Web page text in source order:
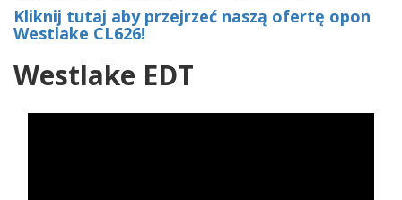
Kliknij tutaj aby przejrzeć naszą ofertę opon
Westlake CL626!
Westlake EDT